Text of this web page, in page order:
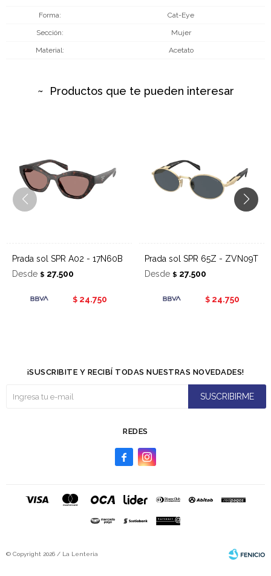
Forma Cat-Eye
Sección Mujer
Material Acetato
Productos que te pueden interesar
Prada sol SPR A02 - 17N60B
Desde $ 27.500
$ 24.750
Prada sol SPR 65Z - ZVN09T
Desde $ 27.500
$ 24.750
REDES
 
¡SUSCRIBITE Y RECIBÍ TODAS NUESTRAS NOVEDADES!
SUSCRIBIRME
© Copyright 2026 / La Lenteria